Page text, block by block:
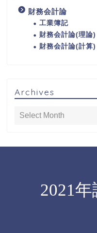
財務会計論
工業簿記
財務会計論(理論)
財務会計論(計算)
Archives